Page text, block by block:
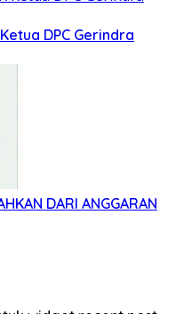
DPC Gerindra
DARI ANGGARAN